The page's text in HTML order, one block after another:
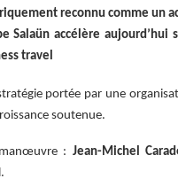
reconnu comme un
Salaün accélère
travel
portée par une
soutenue.
: Jean-Michel